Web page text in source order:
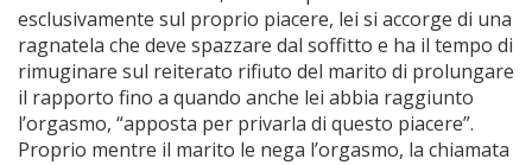
esclusivamente sul proprio piacere, lei si accorge di una
ragnatela che deve spazzare dal soffitto e ha il tempo di
rimuginare sul reiterato rifiuto del marito di prolungare
il rapporto fino a quando anche lei abbia raggiunto
l’orgasmo, “apposta per privarla di questo piacere”.
Proprio mentre il marito le nega l’orgasmo, la chiamata